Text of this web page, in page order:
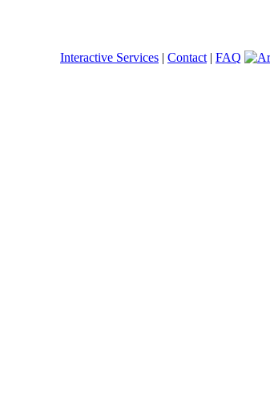
Interactive Services | Contact | FAQ